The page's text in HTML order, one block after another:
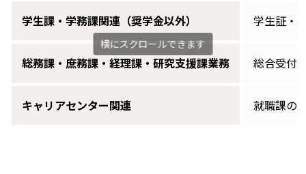
学生課・学務課関連（奨学金以外） 学生証・
総務課・庶務課・経理課・研究支援課業務 総合受付
キャリアセンター関連 就職課の